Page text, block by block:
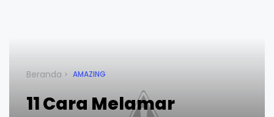
Beranda AMAZING
11 Cara Melamar